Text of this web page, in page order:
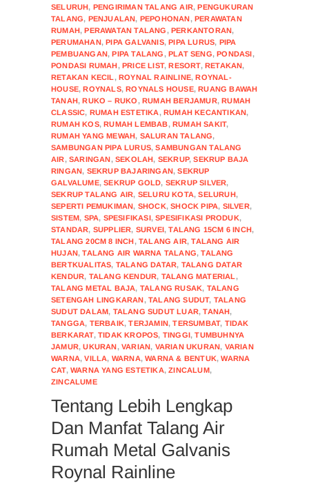
SELURUH, PENGIRIMAN TALANG AIR,PENGUKURAN
TALANG, PENJUALAN, PEPOHONAN,PERAWATAN
RUMAH,PERAWATAN TALANG ,PERKANTORAN,
PERUMAHAN,PIPA GALVANIS,PIPA LURUS, PIPA
PEMBUANGAN,PIPA TALANG ,PLAT SENG,PONDASI,
PONDASI RUMAH,PRICE LIST,RESORT,RETAKAN,
RETAKAN KECIL ,ROYNAL RAINLINE,ROYNAL-
HOUSE,ROYNALS,ROYNALS HOUSE,RUANG BAWAH
TANAH,RUKO – RUKO ,RUMAH BERJAMUR,RUMAH
CLASSIC, RUMAH ESTETIKA,RUMAH KECANTIKAN,
RUMAH KOS,RUMAH LEMBAB,RUMAH SAKIT,
RUMAH YANG MEWAH, SALURAN TALANG,
SAMBUNGAN PIPA LURUS,SAMBUNGAN TALANG
AIR,SARINGAN,SEKOLAH, SEKRUP,SEKRUP BAJA
RINGAN, SEKRUP BAJARINGAN,SEKRUP
GALVALUME,SEKRUP GOLD, SEKRUP SILVER,
SEKRUP TALANG AIR, SELURU KOTA,SELURUH,
SEPERTI PEMUKIMAN, SHOCK,SHOCK PIPA, SILVER,
SISTEM, SPA, SPESIFIKASI,SPESIFIKASI PRODUK,
STANDAR, SUPPLIER, SURVEI,TALANG 15CM 6 INCH,
TALANG 20CM 8 INCH,TALANG AIR,TALANG AIR
HUJAN,TALANG AIR WARNA TALANG,TALANG
BERTKUALITAS, TALANG DATAR, TALANG DATAR
KENDUR, TALANG KENDUR, TALANG MATERIAL ,
TALANG METAL BAJA, TALANG RUSAK, TALANG
SETENGAH LINGKARAN,TALANG SUDUT, TALANG
SUDUT DALAM, TALANG SUDUT LUAR,TANAH,
TANGGA, TERBAIK,TERJAMIN,TERSUMBAT, TIDAK
BERKARAT,TIDAK KROPOS, TINGGI,TUMBUHNYA
JAMUR,UKURAN,VARIAN, VARIAN UKURAN, VARIAN
WARNA,VILLA, WARNA,WARNA & BENTUK,WARNA
CAT,WARNA YANG ESTETIKA,ZINCALUM,
ZINCALUME
Tentang Lebih Lengkap
Dan Manfat Talang Air
Rumah Metal Galvanis
Roynal Rainline